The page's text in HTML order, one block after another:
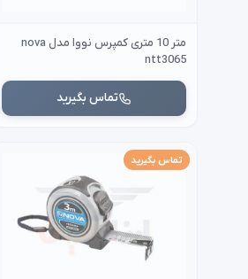
متر 10 متری کمپرس نووا مدل nova
ntt3065
تماس بگیرید
تماس بگیرید